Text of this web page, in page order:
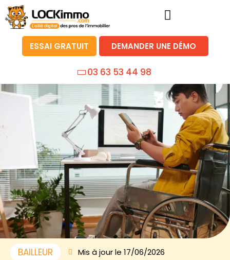
ESSAI GRATUIT DEMANDER UNE DÉMO
03 63 53 44 98
BAILLEUR Mis à jour le 17/06/2026